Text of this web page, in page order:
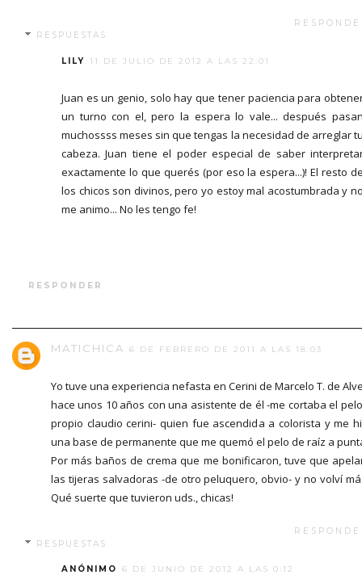
RESPUESTAS
LILY 11 DE JULIO DE 2012 A LAS 22:01
Juan es un genio, solo hay que tener paciencia para
un turno con el, pero la espera lo vale... después
muchossss meses sin que tengas la necesidad de arreglar
cabeza. Juan tiene el poder especial de saber
exactamente lo que querés (por eso la espera...)! El resto
los chicos son divinos, pero yo estoy mal acostumbrada y
me animo... No les tengo fe!
RESPONDER
MATICHICA 6 DE FEBRERO DE 2011 A LAS 18:03
Yo tuve una experiencia nefasta en Cerini de Marcelo T. de
hace unos 10 años con una asistente de él -me cortaba el
propio claudio cerini- quien fue ascendida a colorista y me
una base de permanente que me quemó el pelo de raíz a
Por más baños de crema que me bonificaron, tuve que
las tijeras salvadoras -de otro peluquero, obvio- y no volví
Qué suerte que tuvieron uds., chicas!
RESPUESTAS
ANÓNIMO 6 DE JUNIO DE 2012 A LAS 0:12